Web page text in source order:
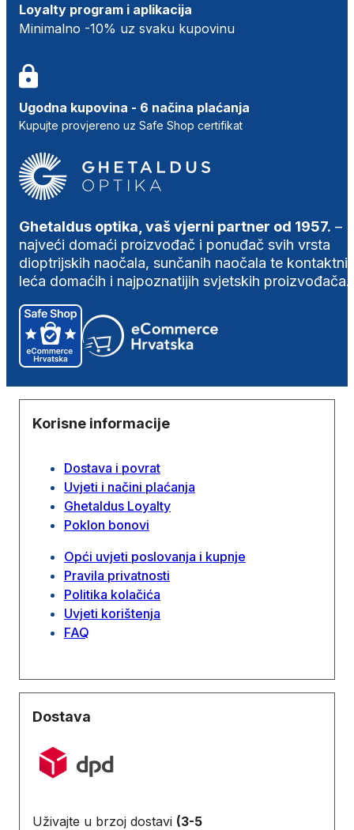
Loyalty program i aplikacija
Minimalno -10% uz svaku kupovinu
Ugodna kupovina - 6 načina plaćanja
Kupujte provjereno uz Safe Shop certifikat
Ghetaldus optika, vaš vjerni partner od 1957. –
najveći domaći proizvođač i ponuđač svih vrsta
dioptrijskih naočala, sunčanih naočala te
leća domaćih i najpoznatijih svjetskih proizvođača.
Korisne informacije
Dostava i povrat
Uvjeti i načini plaćanja
Ghetaldus Loyalty
Poklon bonovi
Opći uvjeti poslovanja i kupnje
Pravila privatnosti
Politika kolačića
Uvjeti korištenja
FAQ
Dostava
Uživajte u brzoj dostavi (3-5